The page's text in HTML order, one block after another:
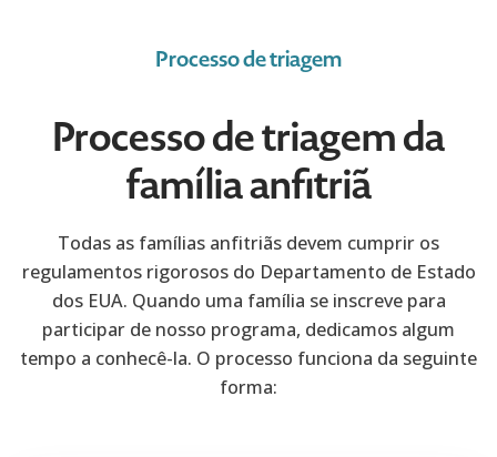
Processo de triagem
Processo de triagem da
família anfitriã
Todas as famílias anfitriãs devem cumprir os
regulamentos rigorosos do Departamento de Estado
dos EUA. Quando uma família se inscreve para
participar de nosso programa, dedicamos algum
tempo a conhecê-la. O processo funciona da seguinte
forma: